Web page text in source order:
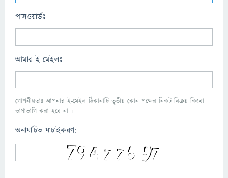
পাসওয়ার্ডঃ
আমার ই-মেইলঃ
গোপনীয়তাঃ আপনার ই-মেইল ঠিকানাটি তৃতীয় কোন পক্ষের নিকট বিক্রয় কিংবা
ভাগাভাগি করা হবে না ।
অনাযাচিত যাচাইকরণ: